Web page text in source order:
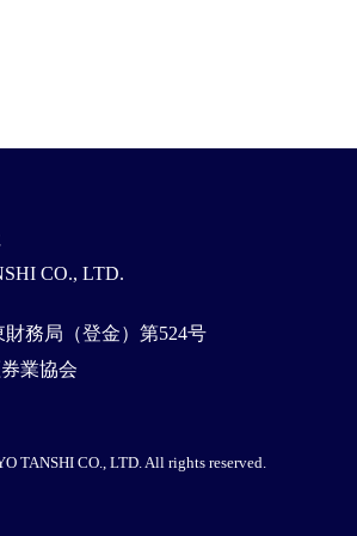
CO., LTD.
務局（登金）第524号
業協会
TANSHI CO., LTD. All rights reserved.